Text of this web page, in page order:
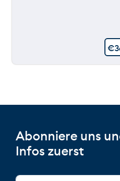
€
Abonniere uns
Infos zuerst